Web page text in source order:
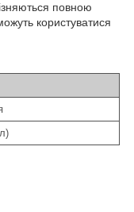
повною
користуватися